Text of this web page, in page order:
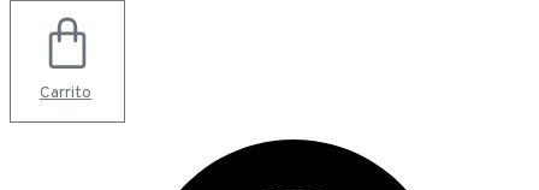
Carrito